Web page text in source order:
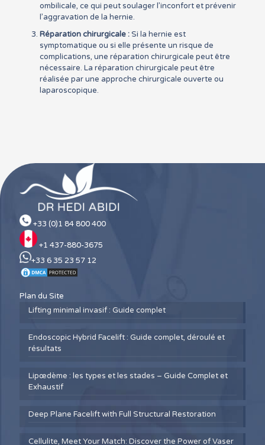
ombilicale, ce qui peut soulager l’inconfort et prévenir
l’aggravation de la hernie.
Réparation chirurgicale :Si la hernie est
symptomatique ou si elle présente un risque de
complications, une réparation chirurgicale peut être
nécessaire. La réparation chirurgicale peut être
réalisée par une approche chirurgicale ouverte ou
laparoscopique.
+33 (0)1 84 800 400
+1 437-880-3675
+33 6 35 23 57 12
Plan du Site
Lifting minimal invasif : Guide complet
Endoscopic Hybrid Facelift : Guide complet, déroulé et
résultats
Lipœdème : les types et les stades – Guide Complet et
Exhaustif
Deep Plane Facelift with Full Structural Restoration
Cellulite, Meet Your Match: Discover the Power of Vaser